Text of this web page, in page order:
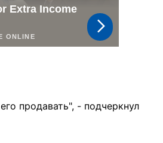
продавать", - подчеркнул